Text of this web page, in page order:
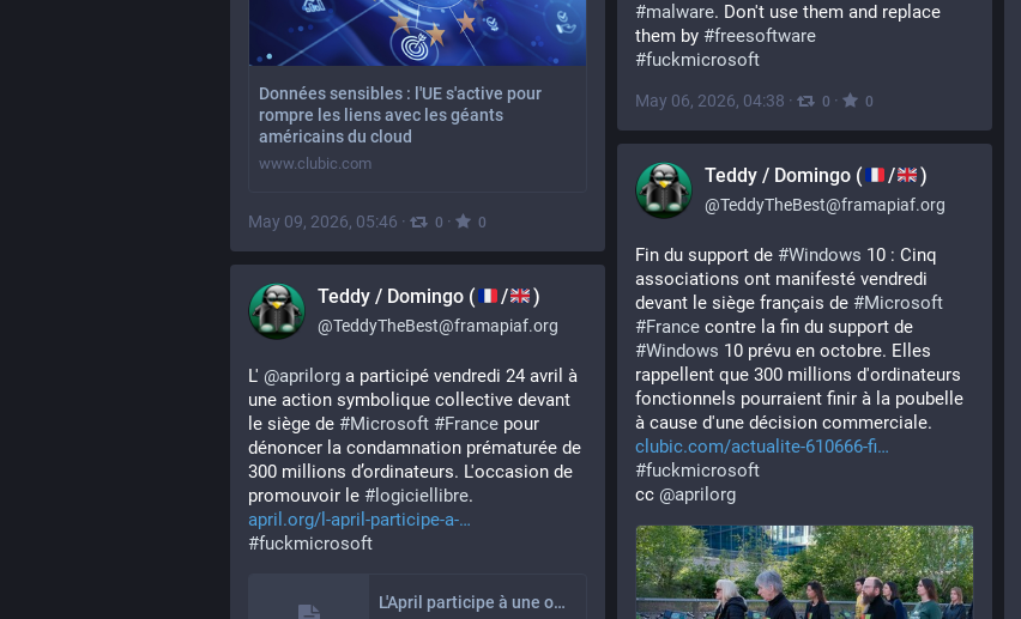
Données sensibles : l'UE s'active pour
rompre les liens avec les géants
américains du cloud
www.clubic.com
May 09, 2026, 05:46 · 0 · 0
#malware. Don't use them and replace
them by #freesoftware
#fuckmicrosoft
May 06, 2026, 04:38 · 0 · 0
Teddy / Domingo ( / )
@TeddyTheBest@framapiaf.org
Fin du support de #Windows 10 : Cinq
associations ont manifesté vendredi
devant le siège français de #Microsoft
#France
#Windows 10 prévu en octobre. Elles
rappellent que 300 millions d'ordinateurs
fonctionnels pourraient finir à la poubelle
à cause d'une décision commerciale.
clubic.com/actualite-610666-fi
#fuckmicrosoft
cc @aprilorg
Teddy / Domingo ( / )
@TeddyTheBest@framapiaf.org
L' @aprilorg a participé vendredi 24 avril à
une action symbolique collective devant
le siège de #Microsoft #France pour
dénoncer la condamnation prématurée de
300 millions d’ordinateurs. L'occasion de
promouvoir le # logiciellibre.
april.org/l-april-participe-a-
#fuckmicrosoft
L'April participe à une opération collective devant le siège de Microsoft France | April